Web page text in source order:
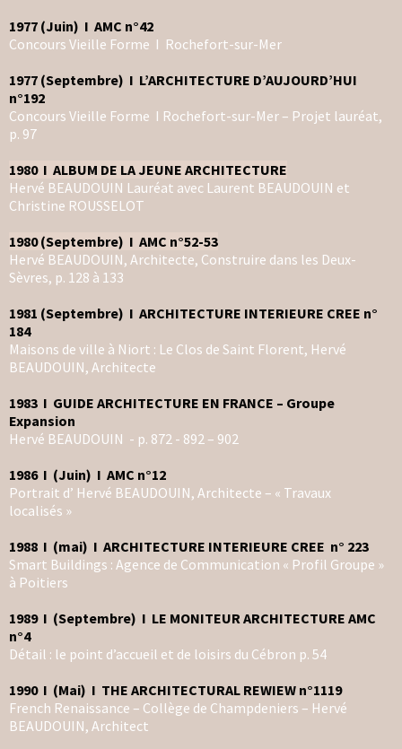
1977 (Juin) I AMC n°42
Concours Vieille Forme I Rochefort-sur-Mer
1977 (Septembre) I L’ARCHITECTURE D’AUJOURD’HUI
n°192
Concours Vieille Forme I Rochefort-sur-Mer – Projet lauréat,
p. 97
1980 I ALBUM DE LA JEUNE ARCHITECTURE
Hervé BEAUDOUIN Lauréat avec Laurent BEAUDOUIN et
Christine ROUSSELOT
1980 (Septembre) I AMC n°52-53
Hervé BEAUDOUIN, Architecte, Construire dans les Deux-
Sèvres, p. 128 à 133
1981 (Septembre) I ARCHITECTURE INTERIEURE CREE n°
184
Maisons de ville à Niort : Le Clos de Saint Florent, Hervé
BEAUDOUIN, Architecte
1983 I GUIDE ARCHITECTURE EN FRANCE – Groupe
Expansion
Hervé BEAUDOUIN - p. 872 - 892 – 902
1986 I (Juin) I AMC n°12
Portrait d’ Hervé BEAUDOUIN, Architecte – « Travaux
localisés »
1988 I (mai) I ARCHITECTURE INTERIEURE CREE n° 223
Smart Buildings : Agence de Communication « Profil Groupe »
à Poitiers
1989 I (Septembre) I LE MONITEUR ARCHITECTURE AMC
n°4
Détail : le point d’accueil et de loisirs du Cébron p. 54
1990 I (Mai) I THE ARCHITECTURAL REWIEW n°1119
French Renaissance – Collège de Champdeniers – Hervé
BEAUDOUIN, Architect